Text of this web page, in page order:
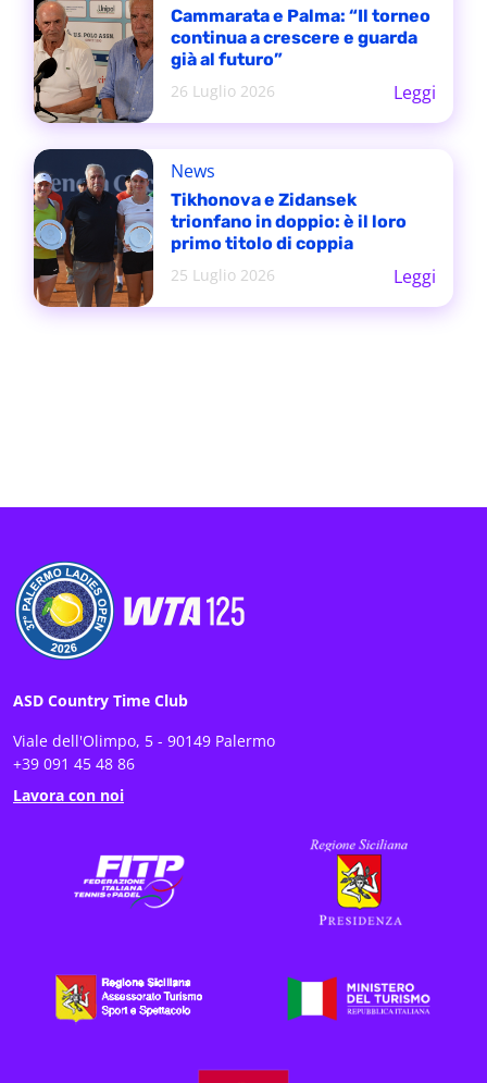
Cammarata e Palma: “Il torneo
continua a crescere e guarda
già al futuro”
26 Luglio 2026
Leggi
News
Tikhonova e Zidansek
trionfano in doppio: è il loro
primo titolo di coppia
25 Luglio 2026
Leggi
ASD Country Time Club
Viale dell'Olimpo, 5 - 90149 Palermo
+39 091 45 48 86
Lavora con noi